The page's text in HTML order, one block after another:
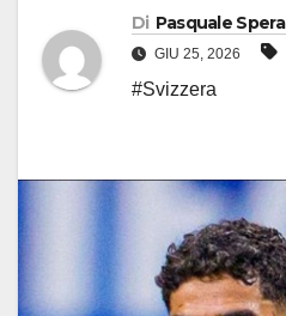
Di Pasquale Spera
GIU 25, 2026
#Svizzera